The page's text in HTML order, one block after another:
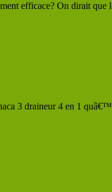
efficace? On dirait
3 draineur 4 en 1